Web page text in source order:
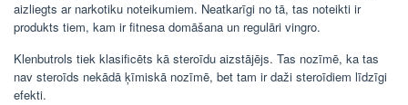
aizliegts ar narkotiku noteikumiem. Neatkarīgi no tā, tas noteikti ir
produkts tiem, kam ir fitnesa domāšana un regulāri vingro.
Klenbutrols tiek klasificēts kā steroīdu aizstājējs. Tas nozīmē, ka tas
nav steroīds nekādā ķīmiskā nozīmē, bet tam ir daži steroīdiem līdzīgi
efekti.